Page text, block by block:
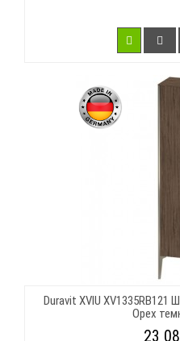
Duravit XVIU XV1335RB121
Орех
23